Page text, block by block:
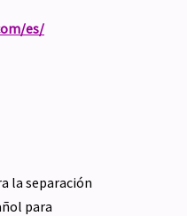
es/
la separación
para